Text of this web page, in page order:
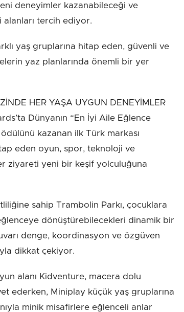
deneyimler kazanabileceği ve
alanları tercih ediyor.
yaş gruplarına hitap eden, güvenli ve
yaz planlarında önemli bir yer
HER YAŞA UYGUN DENEYİMLER
Dünyanın “En İyi Aile Eğlence
kazanan ilk Türk markası
eden oyun, spor, teknoloji ve
ziyareti yeni bir keşif yolculuğuna
sahip Trambolin Parkı, çocuklara
dönüştürebilecekleri dinamik bir
denge, koordinasyon ve özgüven
dikkat çekiyor.
alanı Kidventure, macera dolu
ederken, Miniplay küçük yaş gruplarına
minik misafirlere eğlenceli anlar